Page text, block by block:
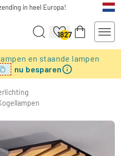
in heel Europa!
1827
en staande lampen
nu besparen